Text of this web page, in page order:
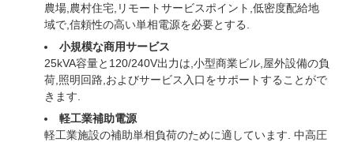
農場,農村住宅,リモートサービスポイント,低密度配給地
域で,信頼性の高い単相電源を必要とする.
小規模な商用サービス
25kVA容量と120/240V出力は,小型商業ビル,屋外設備の負
荷,照明回路,およびサービス入口をサポートすることがで
きます.
軽工業補助電源
軽工業施設の補助単相負荷のために適しています. 中高圧